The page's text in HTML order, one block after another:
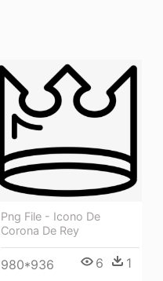
Png File - Icono De
Corona De Rey
980*936 6 1